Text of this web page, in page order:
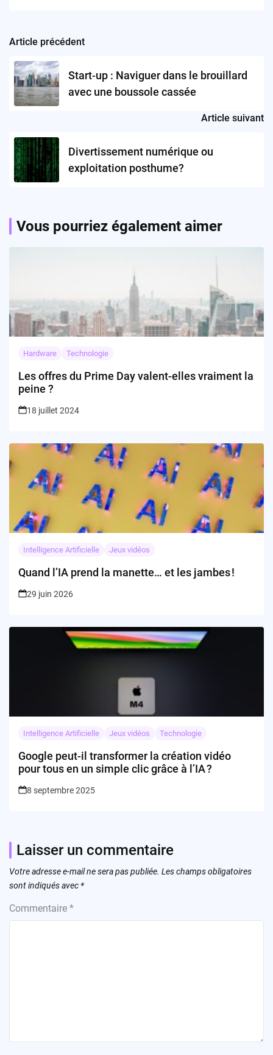
Post
navigation
Article précédent
Start-up : Naviguer dans le brouillard
avec une boussole cassée
Article suivant
Divertissement numérique ou
exploitation posthume?
Vous pourriez également aimer
Hardware Technologie
Les offres du Prime Day valent-elles vraiment la
peine ?
18 juillet 2024
Intelligence Artificielle Jeux vidéos
Quand l’IA prend la manette… et les jambes !
29 juin 2026
Intelligence Artificielle Jeux vidéos Technologie
Google peut-il transformer la création vidéo
pour tous en un simple clic grâce à l’IA ?
8 septembre 2025
Laisser un commentaire
Votre adresse e-mail ne sera pas publiée. Les champs obligatoires
sont indiqués avec *
Commentaire *